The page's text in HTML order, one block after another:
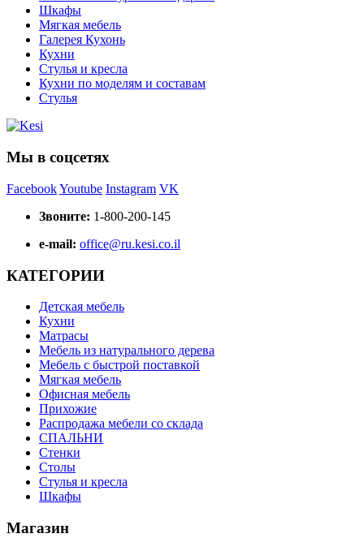
Шкафы
Мягкая мебель
Галерея Кухонь
Кухни
Стулья и кресла
Кухни по моделям и составам
Стулья
Мы в соцсетях
FacebookYoutube Instagram VK
Звоните: 1-800-200-145
e-mail: office@ru.kesi.co.il
КАТЕГОРИИ
Детская мебель
Кухни
Матрасы
Мебель из натурального дерева
Мебель с быстрой поставкой
Мягкая мебель
Офисная мебель
Прихожие
Распродажа мебели со склада
СПАЛЬНИ
Стенки
Столы
Стулья и кресла
Шкафы
Магазин